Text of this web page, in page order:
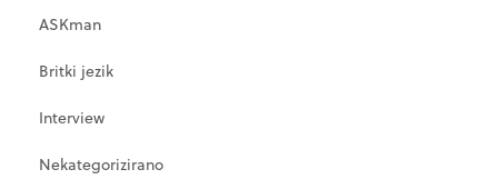
ASKman
Britki jezik
Interview
Nekategorizirano